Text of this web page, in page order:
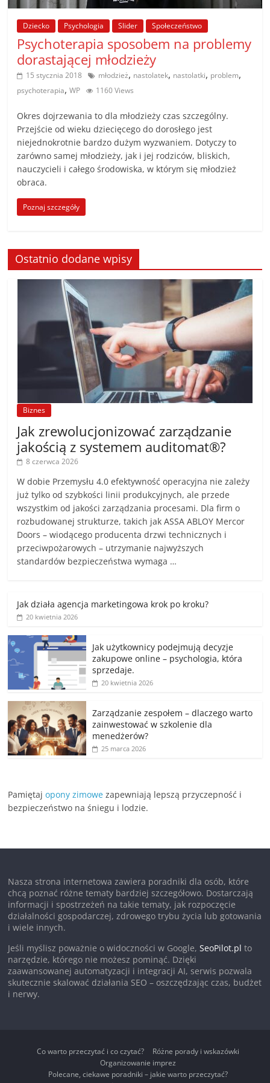
poradniki.
Porady
praktyczne
porady
wskazówki
poradniki
na
każdy
temat
Dziecko Psychologia Slider Społeczeństwo
Psychoterapia sposobem na problemy
dorastającej młodzieży
15 stycznia 2018 młodzież, nastolatek, nastolatki, problem,
psychoterapia,WP 1160 Views
Okres dojrzewania to dla młodzieży czas szczególny.
Przejście od wieku dziecięcego do dorosłego jest
niejednokrotnie bardzo dużym wyzwaniem. Dotyczy to
zarówno samej młodzieży, jak i jej rodziców, bliskich,
nauczycieli i całego środowiska, w którym się młodzież
obraca.
Poznaj szczegóły
Ostatnio dodane wpisy
Biznes
Jak zrewolucjonizować zarządzanie
jakością z systemem auditomat®?
8 czerwca 2026
W dobie Przemysłu 4.0 efektywność operacyjna nie zależy
już tylko od szybkości linii produkcyjnych, ale przede
wszystkim od jakości zarządzania procesami. Dla firm o
rozbudowanej strukturze, takich jak ASSA ABLOY Mercor
Doors – wiodącego producenta drzwi technicznych i
przeciwpożarowych – utrzymanie najwyższych
standardów bezpieczeństwa wymaga …
Jak działa agencja marketingowa krok po kroku?
20 kwietnia 2026
Jak użytkownicy podejmują decyzje
zakupowe online – psychologia, która
sprzedaje.
20 kwietnia 2026
Zarządzanie zespołem – dlaczego warto
zainwestować w szkolenie dla
menedżerów?
25 marca 2026
Pamiętajopony zimowe zapewniają lepszą przyczepność i
bezpieczeństwo na śniegu i lodzie.
Nasza strona internetowa zawiera poradniki dla osób, które
chcą poznać różne tematy bardziej szczegółowo. Dostarczają
informacji i spostrzeżeń na takie tematy, jak rozpoczęcie
działalności gospodarczej, zdrowego trybu życia lub gotowania
i wiele innych.
Jeśli myślisz poważnie o widoczności w Google,SeoPilot.pl to
narzędzie, którego nie możesz pominąć. Dzięki
zaawansowanej automatyzacji i integracji AI, serwis pozwala
skutecznie skalować działania SEO – oszczędzając czas, budżet
i nerwy.
Co warto przeczytać i co czytać?
Różne porady i wskazówki
Organizowanie imprez
Polecane, ciekawe poradniki – jakie warto przeczytać?